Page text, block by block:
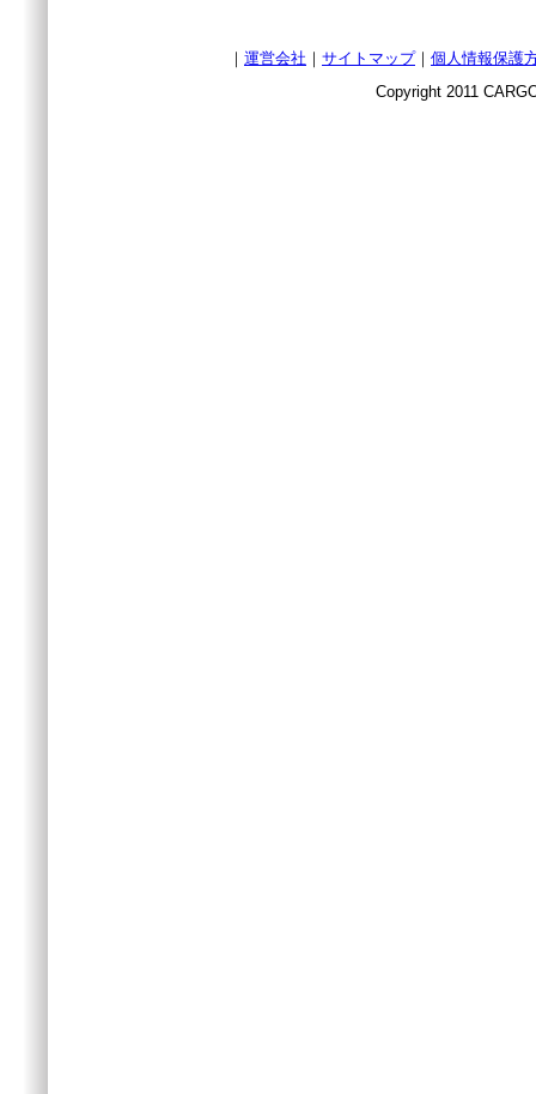
｜ 運営会社 ｜ サイトマップ｜ 個人情報保護
Copyright 2011